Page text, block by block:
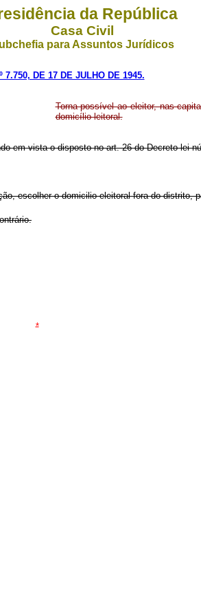
da República
Casa Civil
para Assuntos Jurídicos
7.750, DE 17 DE JULHO DE 1945.
Torna possível ao eleitor, nas
domicílio leitoral.
em vista o disposto no art. 26 do Decreto-lei
escolher o domicilio eleitoral fora do distrito,
*